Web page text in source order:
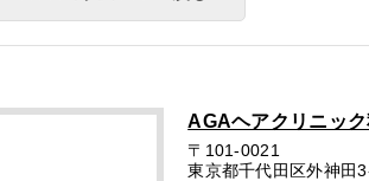
AGAヘアクリニッ
〒101-0021
東京都千代田区外神田